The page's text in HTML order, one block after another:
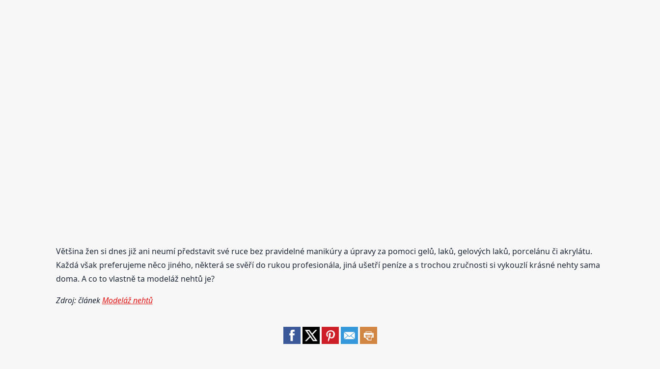
Většina žen si dnes již ani neumí představit své ruce bez pravidelné manikúry a úpravy za pomoci gelů, laků, gelových laků, porcelánu či akrylátu.
Každá však preferujeme něco jiného, některá se svěří do rukou profesionála, jiná ušetří peníze a s trochou zručnosti si vykouzlí krásné nehty sama
doma. A co to vlastně ta modeláž nehtů je?
Zdroj: článekModeláž nehtů